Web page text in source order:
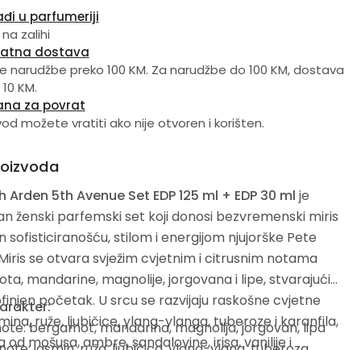
u parfumeriji
na zalihi
dostava
narudžbe preko 100 KM. Za narudžbe do 100 KM, dostava
KM.
za povrat
možete vratiti ako nije otvoren i korišten.
Arden 5th Avenue Set EDP 125 ml + EDP 30 ml je
ženski parfemski set koji donosi bezvremenski miris
sofisticiranošću, stilom i energijom njujorške Pete
se otvara svježim cvjetnim i citrusnim notama
mandarine, magnolije, jorgovana i lipe, stvarajući
početak. U srcu se razvijaju raskošne cvjetne
ruže, ljubičice, ylang-ylanga, tuberoze i karanfila,
od mošusa, ambre, sandalovine, irisa, vanilije i
bergamot, mandarina, magnolija, jorgovan, lipa